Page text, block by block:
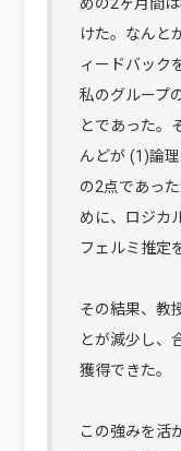
けた。なんと
ィードバック
私のグループ
とであった。
んどが (1)論
の2点であっ
めに、ロジカ
フェルミ推定
その結果、教
とが減少し、
獲得できた。
この強みを活